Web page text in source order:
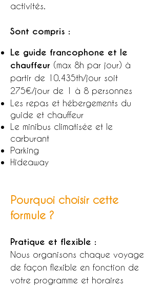
activités.
Sont compris :
Le guide francophone et le
chauffeur (max 8h par jour) à
partir de 10.435th/jour soit
275€/jour de 1 à 8 personnes
Les repas et hébergements du
guide et chauffeur
Le minibus climatisée et le
carburant
Parking
Hideaway
Pourquoi choisir cette
formule ?
Pratique et flexible :
Nous organisons chaque voyage
de façon flexible en fonction de
votre programme et horaires